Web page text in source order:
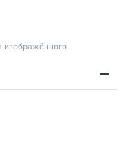
изображённого